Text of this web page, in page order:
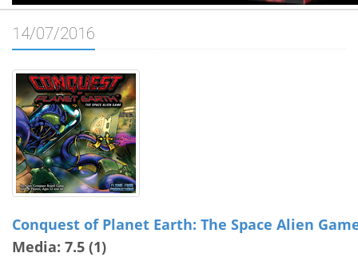
14/07/2016
Conquest of Planet Earth: The Space Alien
Media: 7.5 (1)